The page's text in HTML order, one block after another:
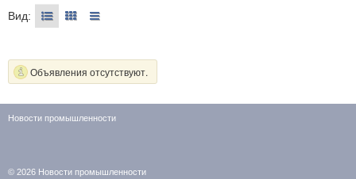
Вид:
Объявления отсутствуют.
Новости промышленности
© 2026 Новости промышленности